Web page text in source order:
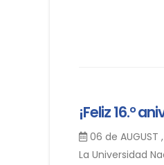
¡Feliz 16.°
06 de
La Universidad